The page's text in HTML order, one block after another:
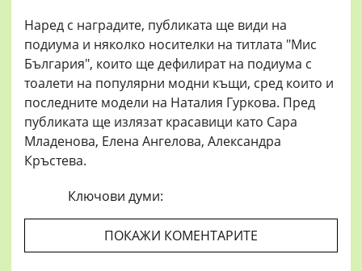
Наред с наградите, публиката ще види на
подиума и няколко носителки на титлата "Мис
България", които ще дефилират на подиума с
тоалети на популярни модни къщи, сред които и
последните модели на Наталия Гуркова. Пред
публиката ще излязат красавици като Сара
Младенова, Елена Ангелова, Александра
Кръстева.
Ключови думи:
ПОКАЖИ КОМЕНТАРИТЕ